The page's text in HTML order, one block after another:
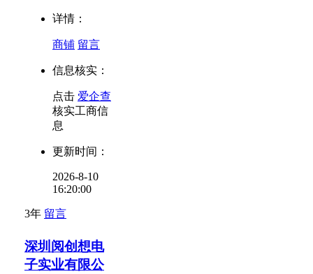
详情：
商铺 留言
信息核实：
点击 爱企查
核实工商信
息
更新时间：
2026-8-10
16:20:00
3年 留言
深圳阅创想电
子实业有限公